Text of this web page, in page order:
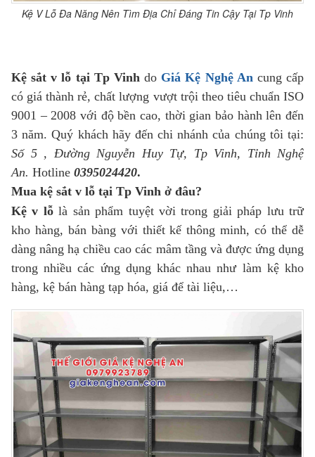
Kệ V Lỗ Đa Năng Nên Tìm Địa Chỉ Đáng Tin Cậy Tại Tp Vinh
Kệ sắt v lỗ tại Tp Vinhdo Giá Kệ Nghệ Ancung cấp
có giá thành rẻ, chất lượng vượt trội theo tiêu chuẩn ISO
9001 – 2008 với độ bền cao, thời gian bảo hành lên đến
3 năm. Quý khách hãy đến chi nhánh của chúng tôi tại:
Số 5 , Đường Nguyễn Huy Tự, Tp Vinh, Tỉnh Nghệ
An. Hotline 0395024420.
Mua kệ sắt v lỗ tại Tp Vinh ở đâu?
Kệ v lỗlà sản phẩm tuyệt vời trong giải pháp lưu trữ
kho hàng, bán bàng với thiết kế thông minh, có thể dễ
dàng nâng hạ chiều cao các mâm tầng và được ứng dụng
trong nhiều các ứng dụng khác nhau như làm kệ kho
hàng, kệ bán hàng tạp hóa, giá để tài liệu,…